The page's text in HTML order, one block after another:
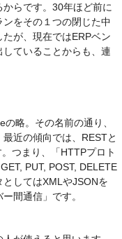
らです。30年ほど前に
をその１つの閉じた中
が、現在ではERPベン
ていることからも、連
略。その名前の通り、
近の傾向では、RESTと
つまり、「HTTPプロト
PUT, POST, DELETE
してはXMLやJSONを
間通信」です。